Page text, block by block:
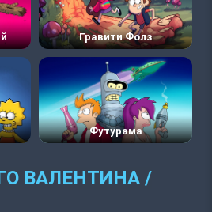
Гравити Фолз
Футурама
ВАЛЕНТИНА /